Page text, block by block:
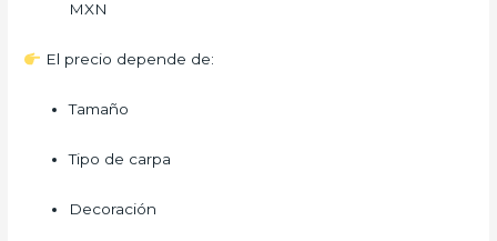
MXN
El precio depende de:
Tamaño
Tipo de carpa
Decoración